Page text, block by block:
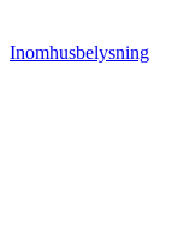
Inomhusbelysning